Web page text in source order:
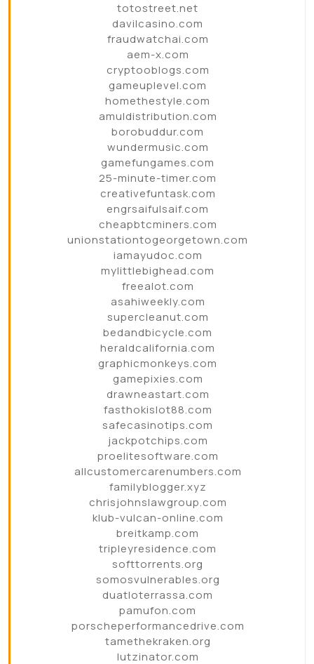
totostreet.net
davilcasino.com
fraudwatchai.com
aem-x.com
cryptooblogs.com
gameuplevel.com
homethestyle.com
amuldistribution.com
borobuddur.com
wundermusic.com
gamefungames.com
25-minute-timer.com
creativefuntask.com
engrsaifulsaif.com
cheapbtcminers.com
unionstationtogeorgetown.com
iamayudoc.com
mylittlebighead.com
freealot.com
asahiweekly.com
supercleanut.com
bedandbicycle.com
heraldcalifornia.com
graphicmonkeys.com
gamepixies.com
drawneastart.com
fasthokislot88.com
safecasinotips.com
jackpotchips.com
proelitesoftware.com
allcustomercarenumbers.com
familyblogger.xyz
chrisjohnslawgroup.com
klub-vulcan-online.com
breitkamp.com
tripleyresidence.com
softtorrents.org
somosvulnerables.org
duatloterrassa.com
pamufon.com
porscheperformancedrive.com
tamethekraken.org
lutzinator.com